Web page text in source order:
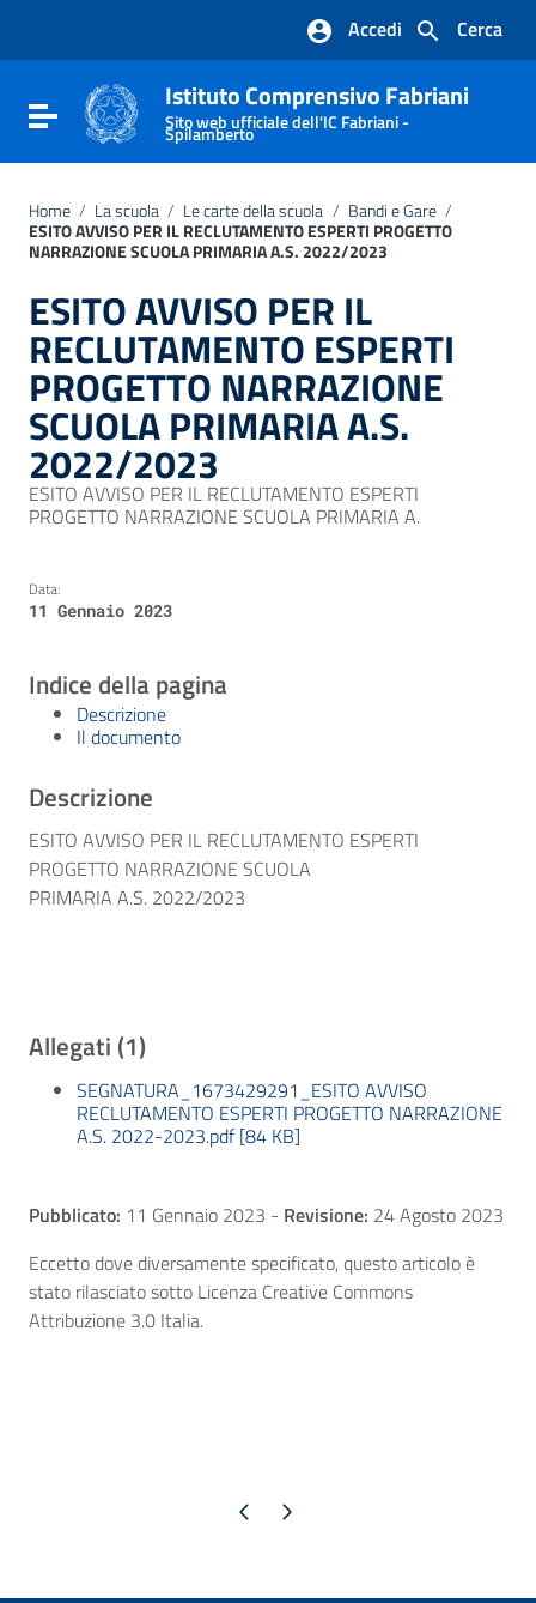
Vai al footer
Cerca
Accedi
Attiva / disattiva la navigazione
Istituto Comprensivo Fabriani
Sito web ufficiale dell'IC Fabriani -
Spilamberto
Home / La scuola / Le carte della scuola / Bandi e Gare /
ESITO AVVISO PER IL RECLUTAMENTO ESPERTI PROGETTO
NARRAZIONE SCUOLA PRIMARIA A.S. 2022/2023
ESITO AVVISO PER IL
RECLUTAMENTO ESPERTI
PROGETTO NARRAZIONE
SCUOLA PRIMARIA A.S.
2022/2023
ESITO AVVISO PER IL RECLUTAMENTO ESPERTI
PROGETTO NARRAZIONE SCUOLA PRIMARIA A.
Data:
11 Gennaio 2023
Indice della pagina
Descrizione
Il documento
Descrizione
ESITO AVVISO PER IL RECLUTAMENTO ESPERTI
PROGETTO NARRAZIONE SCUOLA
PRIMARIA A.S. 2022/2023
Allegati (1)
SEGNATURA_1673429291_ESITO AVVISO
RECLUTAMENTO ESPERTI PROGETTO NARRAZIONE
A.S. 2022-2023.pdf [84 KB]
Pubblicato: 11 Gennaio 2023 - Revisione: 24 Agosto 2023
Eccetto dove diversamente specificato, questo articolo è
stato rilasciato sotto Licenza Creative Commons
Attribuzione 3.0 Italia.
Pagina precedente
Pagina successiva